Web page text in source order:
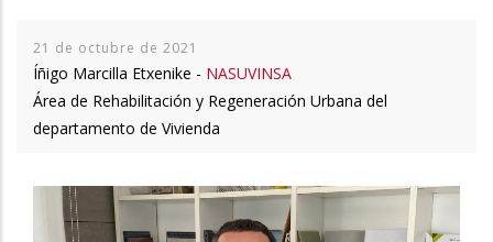
21 de octubre de 2021
Íñigo Marcilla Etxenike - NASUVINSA
Área de Rehabilitación y Regeneración Urbana del
departamento de Vivienda